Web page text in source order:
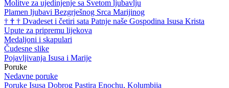
Molitve za ujedinjenje sa Svetom ljubavlju
Plamen ljubavi Bezgrješnog Srca Marijinog
† † † Dvadeset i četiri sata Patnje naše Gospodina Isusa Krista
Upute za pripremu lijekova
Medaljoni i skapulari
Čudesne slike
Pojavljivanja Isusa i Marije
Poruke
Nedavne poruke
Poruke Isusa Dobrog Pastira Enochu, Kolumbija